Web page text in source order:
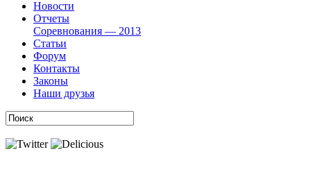
Новости
Отчеты
Соревнования — 2013
Статьи
Форум
Контакты
Законы
Наши друзья